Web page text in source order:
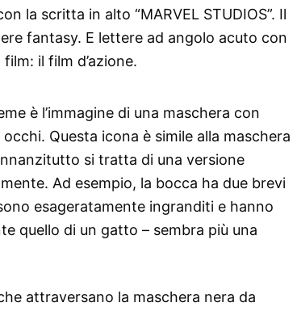
la scritta in alto “MARVEL STUDIOS”. Il
fantasy. E lettere ad angolo acuto con
il film d’azione.
è l’immagine di una maschera con
Questa icona è simile alla maschera
si tratta di una versione
Ad esempio, la bocca ha due brevi
esageratamente ingranditi e hanno
quello di un gatto – sembra più una
attraversano la maschera nera da